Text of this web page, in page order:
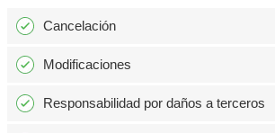
Cancelación
Modificaciones
Responsabilidad por daños a terceros